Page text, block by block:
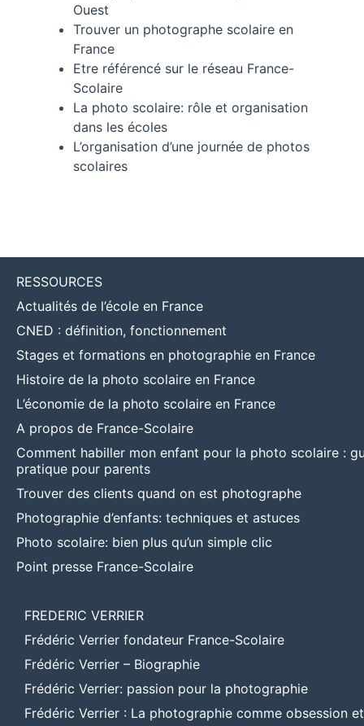
Ouest
Trouver un photographe scolaire en
France
Etre référencé sur le réseau France-
Scolaire
La photo scolaire: rôle et organisation
dans les écoles
L’organisation d’une journée de photos
scolaires
RESSOURCES
Actualités de l’école en France
CNED : définition, fonctionnement
Stages et formations en photographie en France
Histoire de la photo scolaire en France
L’économie de la photo scolaire en France
A propos de France-Scolaire
Comment habiller mon enfant pour la photo scolaire :
pratique pour parents
Trouver des clients quand on est photographe
Photographie d’enfants: techniques et astuces
Photo scolaire: bien plus qu’un simple clic
Point presse France-Scolaire
FREDERIC VERRIER
Frédéric Verrier fondateur France-Scolaire
Frédéric Verrier – Biographie
Frédéric Verrier: passion pour la photographie
Frédéric Verrier : La photographie comme obsession